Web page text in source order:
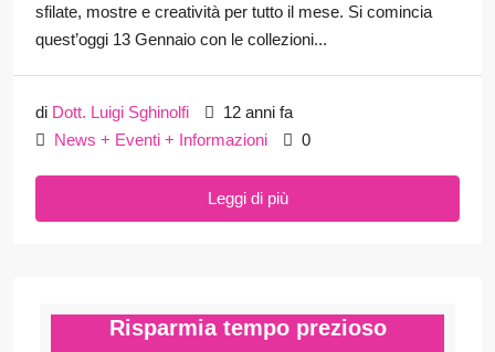
sfilate, mostre e creatività per tutto il mese. Si comincia
quest’oggi 13 Gennaio con le collezioni...
di Dott. Luigi Sghinolfi
12 anni fa
News + Eventi + Informazioni
0
Leggi di più
Risparmia tempo prezioso